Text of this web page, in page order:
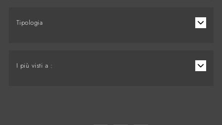
Tipologia
I più visti a :